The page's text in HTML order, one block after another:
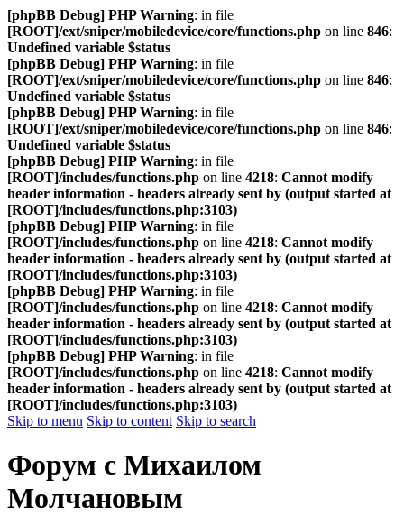
[phpBB Debug] PHP Warning: in file
[ROOT]/ext/sniper/mobiledevice/core/functions.php on line 846:
Undefined variable $status
[phpBB Debug] PHP Warning: in file
[ROOT]/ext/sniper/mobiledevice/core/functions.php on line 846:
Undefined variable $status
[phpBB Debug] PHP Warning: in file
[ROOT]/ext/sniper/mobiledevice/core/functions.php on line 846:
Undefined variable $status
[phpBB Debug] PHP Warning: in file
[ROOT]/includes/functions.php on line 4218: Cannot modify
header information - headers already sent by (output started at
[ROOT]/includes/functions.php:3103)
[phpBB Debug] PHP Warning: in file
[ROOT]/includes/functions.php on line 4218: Cannot modify
header information - headers already sent by (output started at
[ROOT]/includes/functions.php:3103)
[phpBB Debug] PHP Warning: in file
[ROOT]/includes/functions.php on line 4218: Cannot modify
header information - headers already sent by (output started at
[ROOT]/includes/functions.php:3103)
[phpBB Debug] PHP Warning: in file
[ROOT]/includes/functions.php on line 4218: Cannot modify
header information - headers already sent by (output started at
[ROOT]/includes/functions.php:3103)
Skip to menu Skip to content Skip to search
Форум с Михаилом
Молчановым